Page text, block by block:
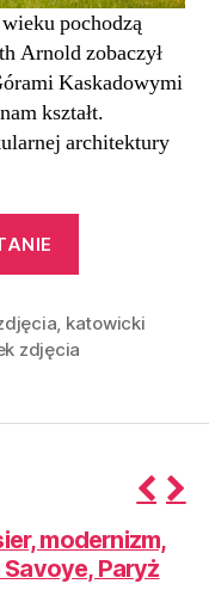
pochodzą
Arnold zobaczył
Kaskadowymi
kształt.
architektury
|
Katowice”
, katowicki
zdjęcia
r
e
modernizm,
Savoye, Paryż